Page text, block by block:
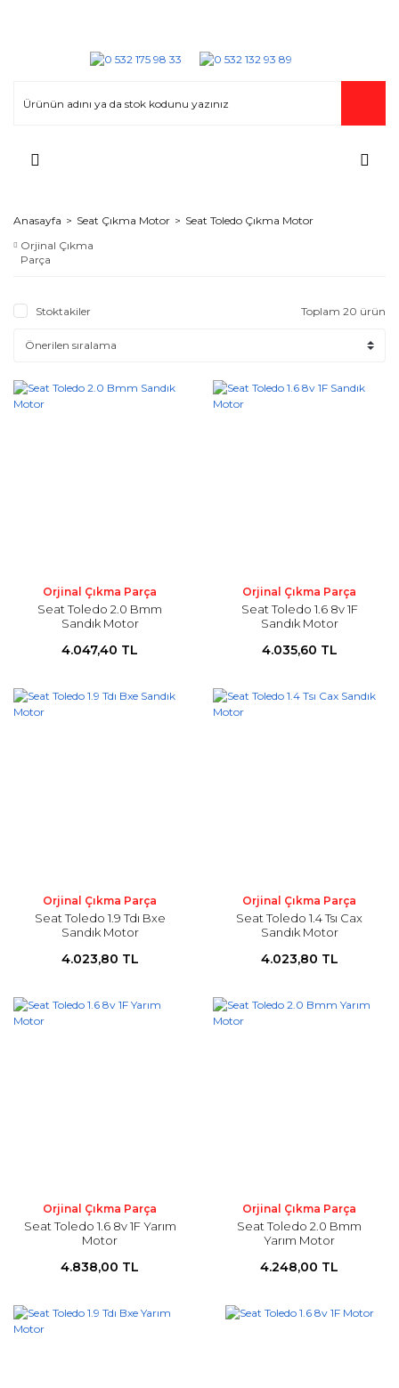
Anasayfa Seat Çıkma Motor
Seat Toledo Çıkma Motor
Orjinal Çıkma
Parça
Stoktakiler Toplam 20 ürün
Orjinal Çıkma Parça
Seat Toledo 2.0 Bmm
Sandık Motor
4.047,40 TL
Orjinal Çıkma Parça
Seat Toledo 1.6 8v 1F
Sandık Motor
4.035,60 TL
Orjinal Çıkma Parça
Seat Toledo 1.9 Tdı Bxe
Sandık Motor
4.023,80 TL
Orjinal Çıkma Parça
Seat Toledo 1.4 Tsı Cax
Sandık Motor
4.023,80 TL
Orjinal Çıkma Parça
Seat Toledo 1.6 8v 1F Yarım
Motor
4.838,00 TL
Orjinal Çıkma Parça
Seat Toledo 2.0 Bmm
Yarım Motor
4.248,00 TL